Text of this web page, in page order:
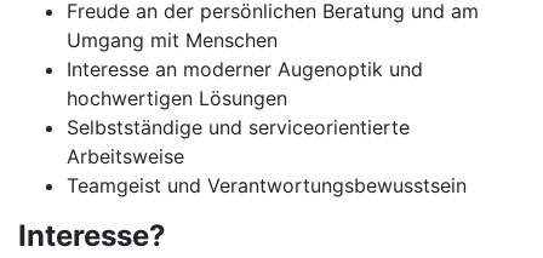
Freude an der persönlichen Beratung und am
Umgang mit Menschen
Interesse an moderner Augenoptik und
hochwertigen Lösungen
Selbstständige und serviceorientierte
Arbeitsweise
Teamgeist und Verantwortungsbewusstsein
Interesse?